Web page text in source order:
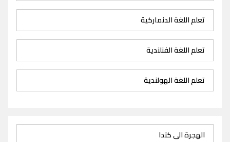
تعلم اللغة الدنماركية
تعلم اللغة الفنلندية
تعلم اللغة الهولندية
الهجرة الى كندا